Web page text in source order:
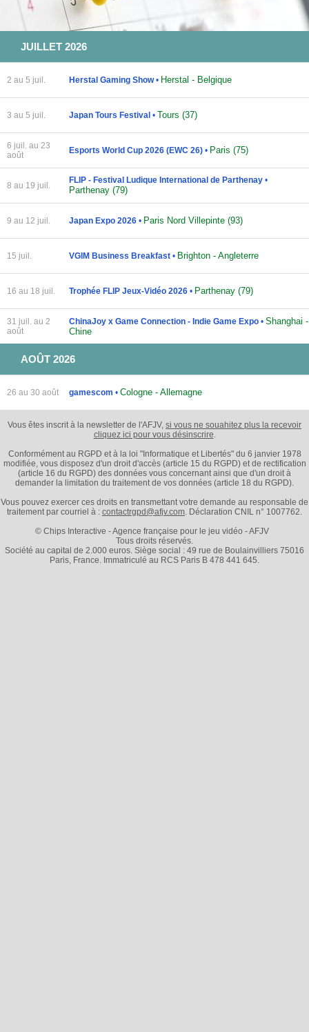
JUILLET 2026
2 au 5 juil. Herstal Gaming Show• Herstal - Belgique
3 au 5 juil. Japan Tours Festival • Tours (37)
6 juil. au 23
août
Esports World Cup 2026 (EWC 26) • Paris (75)
8 au 19 juil.
FLIP - Festival Ludique International de Parthenay •
Parthenay (79)
9 au 12 juil. Japan Expo 2026 • Paris Nord Villepinte (93)
15 juil. VGIM Business Breakfast • Brighton - Angleterre
16 au 18 juil. Trophée FLIP Jeux-Vidéo 2026 • Parthenay (79)
31 juil. au 2
août
ChinaJoy x Game Connection - Indie Game Expo • Shanghai -
Chine
AOÛT 2026
26 au 30 août gamescom • Cologne - Allemagne
Vous êtes inscrit à la newsletter de l'AFJV, si vous ne souahitez plus la recevoir
cliquez ici pour vous désinscrire.
Conformément au RGPD et à la loi "Informatique et Libertés" du 6 janvier 1978
modifiée, vous disposez d'un droit d'accès (article 15 du RGPD) et de rectification
(article 16 du RGPD) des données vous concernant ainsi que d'un droit à
demander la limitation du traitement de vos données (article 18 du RGPD).
Vous pouvez exercer ces droits en transmettant votre demande au responsable de
traitement par courriel à : contactrgpd@afjv.com. Déclaration CNIL n° 1007762.
© Chips Interactive - Agence française pour le jeu vidéo - AFJV
Tous droits réservés.
Société au capital de 2.000 euros. Siège social : 49 rue de Boulainvilliers 75016
Paris, France. Immatriculé au RCS Paris B 478 441 645.